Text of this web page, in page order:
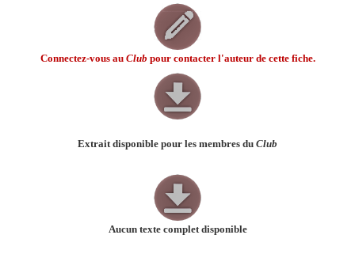
Connectez-vous au Club pour contacter l'auteur de cette fiche.
Extrait disponible pour les membres du Club
Aucun texte complet disponible